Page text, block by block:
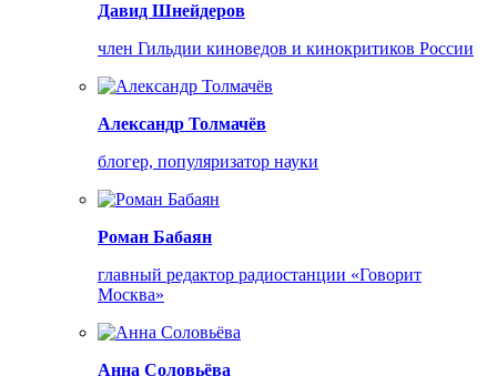
Давид Шнейдеров
член Гильдии киноведов и кинокритиков России
Александр Толмачёв
блогер, популяризатор науки
Роман Бабаян
главный редактор радиостанции «Говорит
Москва»
Анна Соловьёва